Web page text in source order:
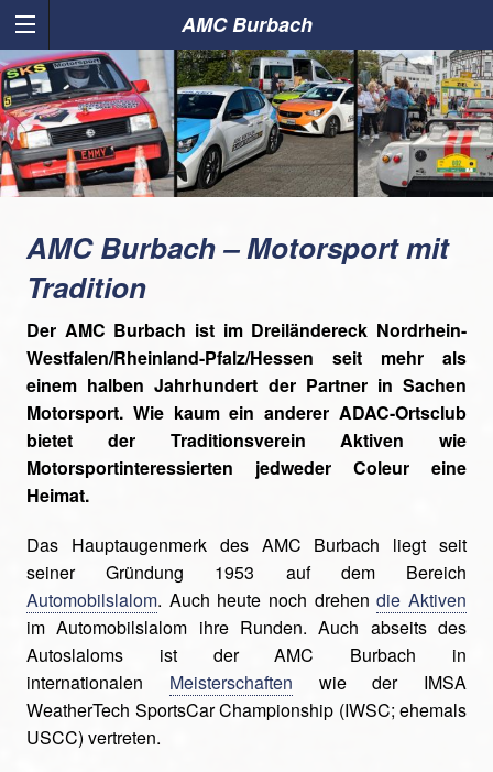
AMC Burbach
AMC Burbach – Motorsport mit
Tradition
Der AMC Burbach ist im Dreiländereck Nordrhein-
Westfalen/Rheinland-Pfalz/Hessen seit mehr als
einem halben Jahrhundert der Partner in Sachen
Motorsport. Wie kaum ein anderer ADAC-Ortsclub
bietet der Traditionsverein Aktiven wie
Motorsportinteressierten jedweder Coleur eine
Heimat.
Das Hauptaugenmerk des AMC Burbach liegt seit
seiner Gründung 1953 auf dem Bereich
Automobilslalom. Auch heute noch drehendie Aktiven
im Automobilslalom ihre Runden. Auch abseits des
Autoslaloms ist der AMC Burbach in
internationalen Meisterschaften wie der IMSA
WeatherTech SportsCar Championship (IWSC; ehemals
USCC) vertreten.